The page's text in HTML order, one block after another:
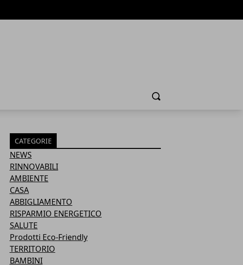
Cerca
CATEGORIE
NEWS
RINNOVABILI
AMBIENTE
CASA
ABBIGLIAMENTO
RISPARMIO ENERGETICO
SALUTE
Prodotti Eco-Friendly
TERRITORIO
BAMBINI